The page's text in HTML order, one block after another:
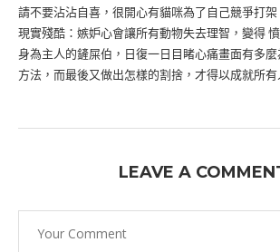
請不要沾沾自喜，很開心有貓咪為了自己競爭打
現實殘酷：嫉妒心會讓所有動物失去理智，變得
身為主人的鏟屎伯，日復一日目睹心痛畫面有多
方法，而最後又做出怎樣的割捨，才得以成就所有
LEAVE A